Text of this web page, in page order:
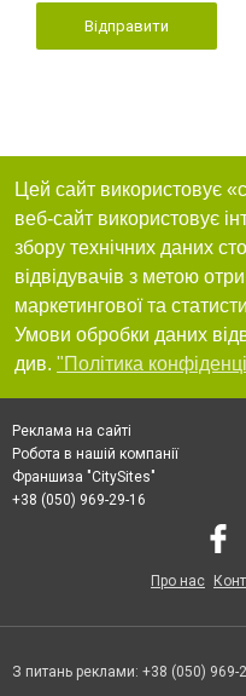
Відправити
Цей сайт використовує
веб-сайт використовує
збору технічних даних
відвідувачів з метою
маркетингової та
Умови обробки даних
див. "Політика
Реклама на сайті
Робота в нашій компанії
Франшиза "CitySites"
+38 (050) 969-29-16
Про нас
З питань реклами: +38 (050) 969-